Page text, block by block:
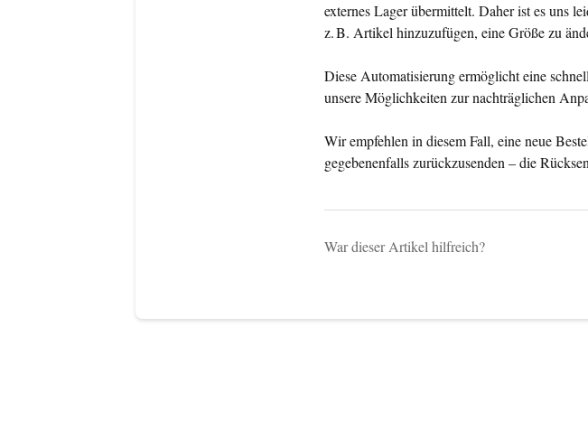
externes Lager übermittelt. Daher ist es uns
z. B. Artikel hinzuzufügen, eine Größe zu
Diese Automatisierung ermöglicht eine
unsere Möglichkeiten zur nachträglichen
Wir empfehlen in diesem Fall, eine neue
gegebenenfalls zurückzusenden – die
War dieser Artikel hilfreich?